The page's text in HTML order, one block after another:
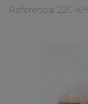
Referencia: 22C-